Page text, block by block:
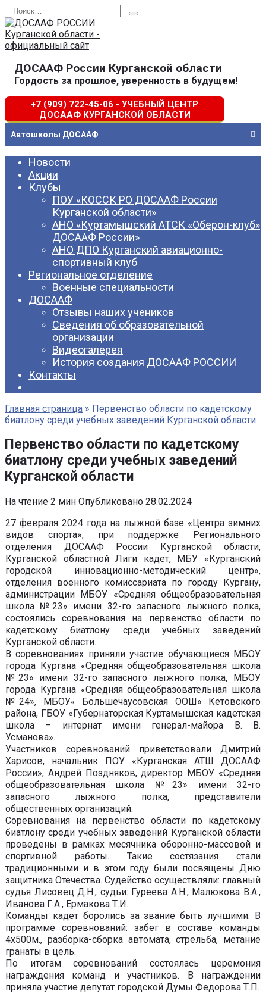
Перейти
к
содержанию
Search
for:
ДОСААФ России Курганской области
Гордость за прошлое, уверенность в будущем!
+7 (909) 722-45-06 - УЧЕБНЫЙ ЦЕНТР
ДОСААФ КУРГАНСКОЙ ОБЛАСТИ
Автошколы ДОСААФ
Новости
Акции
Клубы
ПОУ «КОССК РО ДОСААФ России
Курганской области»
АНО «Куртамышский АТСК «Оберон-клуб»
ДОСААФ России»
АНО ДПО Курганский авиационно-
спортивный клуб
Региональное отделение
Военные специальности
ДОСААФ
Отзывы наших учеников
Сведения об образовательной
организации
Видеогалерея
История создания ДОСААФ РОССИИ
Контакты
Главная страница » Первенство области по кадетскому
биатлону среди учебных заведений Курганской области
Первенство области по кадетскому
биатлону среди учебных заведений
Курганской области
На чтение 2 мин Опубликовано 28.02.2024
27 февраля 2024 года на лыжной базе «Центра зимних
видов спорта», при поддержке Регионального
отделения ДОСААФ России Курганской области,
Курганской областной Лиги кадет, МБУ «Курганский
городской инновационно-методический центр»,
отделения военного комиссариата по городу Кургану,
администрации МБОУ «Средняя общеобразовательная
школа №23» имени 32-го запасного лыжного полка,
состоялись соревнования на первенство области по
кадетскому биатлону среди учебных заведений
Курганской области.
В соревнованиях приняли участие обучающиеся МБОУ
города Кургана «Средняя общеобразовательная школа
№23» имени 32-го запасного лыжного полка, МБОУ
города Кургана «Средняя общеобразовательная школа
№24», МБОУ« Большечаусовская ООШ» Кетовского
района, ГБОУ «Губернаторская Куртамышская кадетская
школа – интернат имени генерал-майора В. В.
Усманова».
Участников соревнований приветствовали Дмитрий
Харисов, начальник ПОУ «Курганская АТШ ДОСААФ
России», Андрей Поздняков, директор МБОУ «Средняя
общеобразовательная школа №23» имени 32-го
запасного лыжного полка, представители
общественных организаций.
Соревнования на первенство области по кадетскому
биатлону среди учебных заведений Курганской области
проведены в рамках месячника оборонно-массовой и
спортивной работы. Такие состязания стали
традиционными и в этом году были посвящены Дню
защитника Отечества. Судейство осуществляли: главный
судья Лисовец Д.Н., судьи: Гуреева А.Н., Малюкова В.А.,
Иванова Г.А., Ермакова Т.И.
Команды кадет боролись за звание быть лучшими. В
программе соревнований: забег в составе команды
4х500м., разборка-сборка автомата, стрельба, метание
гранаты в цель.
По итогам соревнований состоялась церемония
награждения команд и участников. В награждении
приняла участие депутат городской Думы Федорова Т.П.